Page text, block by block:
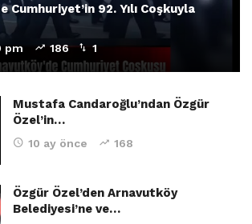
Cumhuriyet’in 92. Yılı Coşkuyla
pm 186 1
Mustafa Candaroğlu’ndan Özgür
Özel’in…
10 ay önce 168
Özgür Özel’den Arnavutköy
Belediyesi’ne ve…